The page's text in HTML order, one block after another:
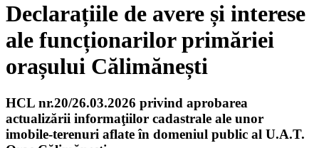
Declarațiile de avere și interese
ale funcționarilor primăriei
orașului Călimănești
HCL nr.20/26.03.2026 privind aprobarea
actualizării informaţiilor cadastrale ale unor
imobile-terenuri aflate în domeniul public al U.A.T.